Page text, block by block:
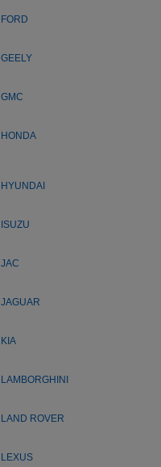
FORD
GEELY
GMC
HONDA
HYUNDAI
ISUZU
JAC
JAGUAR
KIA
LAMBORGHINI
LAND ROVER
LEXUS